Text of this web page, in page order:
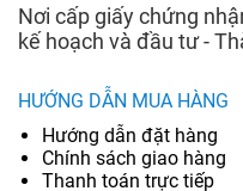
Nơi cấp giấy chứng
kế hoạch và đầu tư -
HƯỚNG DẪN MUA HÀNG
Hướng dẫn đặt hàng
Chính sách giao hàng
Thanh toán trực tiếp